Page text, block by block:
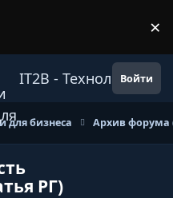
×
IT2B - Технологии
Войти
для бизнеса Архив форума
РГ)